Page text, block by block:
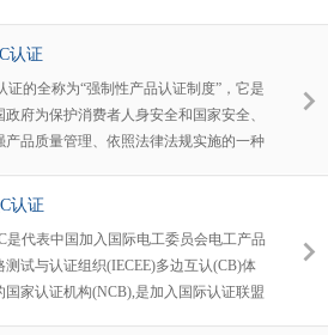
认证
证的全称为“强制性产品认证制度”，它是
政府为保护消费者人身安全和国家安全、
产品质量管理、依照法律法规实施的一种
产品认证制度，英文名称
认证
是代表中国加入国际电工委员会电工产品
测试与认证组织(IECEE)多边互认(CB)体
国家认证机构(NCB),是加入国际认证联盟